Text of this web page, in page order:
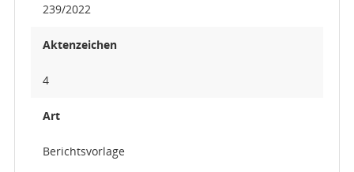
239/2022
Aktenzeichen
4
Art
Berichtsvorlage